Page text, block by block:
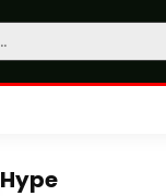
Hype